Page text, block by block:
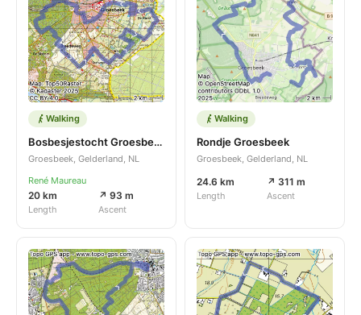
Walking
Bosbesjestocht Groesbeek
Groesbeek, Gelderland, NL
René Maureau
20 km
Length
↗ 93 m
Ascent
Walking
Rondje Groesbeek
Groesbeek, Gelderland, NL
24.6 km
Length
↗ 311 m
Ascent